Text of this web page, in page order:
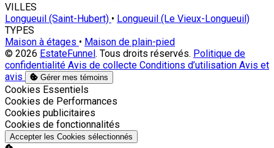
VILLES
Longueuil (Saint-Hubert) • Longueuil (Le Vieux-Longueuil)
TYPES
Maison à étages • Maison de plain-pied
© 2026 EstateFunnel. Tous droits réservés. Politique de
confidentialité Avis de collecte Conditions d’utilisation Avis et
avis
Gérer mes témoins
Activer
Cookies Essentiels
Activer
Cookies de Performances
Activer
Cookies publicitaires
Activer
Cookies de fonctionnalités
Accepter les Cookies sélectionnés